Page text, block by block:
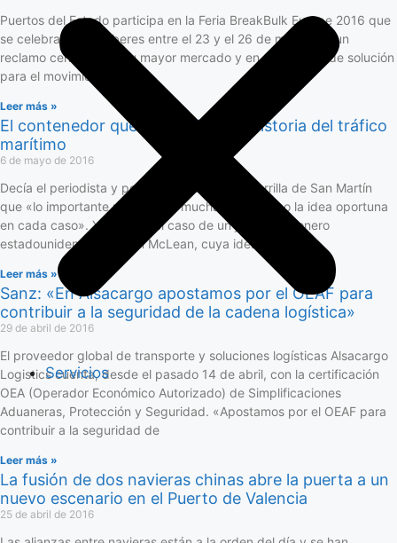
Servicios
Puertos del Estado participa en la Feria BreakBulk Europe 2016 que
se celebrará en Amberes entre el 23 y el 26 de mayo con un
reclamo centrado en su mayor mercado y en capacidad de solución
para el movimiento de
Leer más »
El contenedor que revolucionó la historia del tráfico
marítimo
6 de mayo de 2016
Decía el periodista y poeta uruguayo Juan Zorrilla de San Martín
que «lo importante no es tener muchas ideas, sino la idea oportuna
en cada caso». Y éste fue el caso de un joven camionero
estadounidense, Malcom McLean, cuya idea
Leer más »
Sanz: «En Alsacargo apostamos por el OEAF para
contribuir a la seguridad de la cadena logística»
29 de abril de 2016
El proveedor global de transporte y soluciones logísticas Alsacargo
Logistics cuenta, desde el pasado 14 de abril, con la certificación
OEA (Operador Económico Autorizado) de Simplificaciones
Aduaneras, Protección y Seguridad. «Apostamos por el OEAF para
contribuir a la seguridad de
Leer más »
La fusión de dos navieras chinas abre la puerta a un
nuevo escenario en el Puerto de Valencia
25 de abril de 2016